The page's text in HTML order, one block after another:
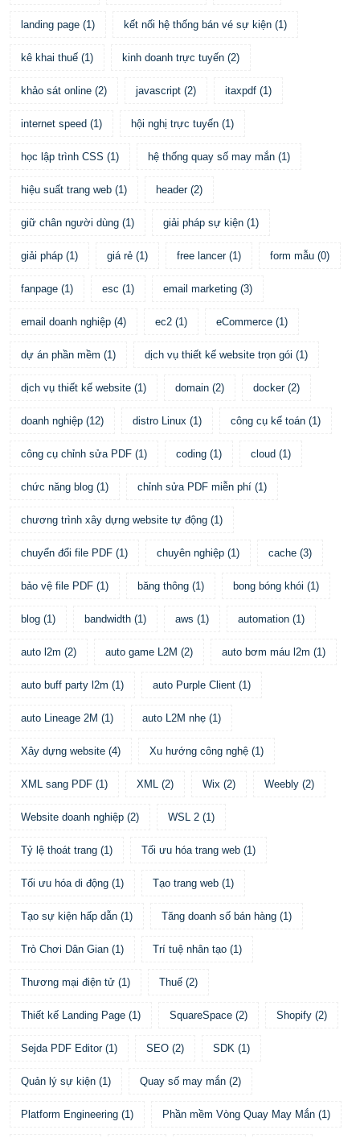
landing page (1) kết nối hệ thống bán vé sự kiện (1)
kê khai thuế (1) kinh doanh trực tuyến (2)
khảo sát online (2) javascript (2) itaxpdf (1)
internet speed (1) hội nghị trực tuyến (1)
học lập trình CSS (1) hệ thống quay số may mắn (1)
hiệu suất trang web (1) header (2)
giữ chân người dùng (1) giải pháp sự kiện (1)
giải pháp (1) giá rẻ (1) free lancer (1) form mẫu (0)
fanpage (1) esc (1) email marketing (3)
email doanh nghiệp (4) ec2 (1) eCommerce (1)
dự án phần mềm (1) dịch vụ thiết kế website trọn gói (1)
dịch vụ thiết kế website (1) domain (2) docker (2)
doanh nghiệp (12) distro Linux (1) công cụ kế toán (1)
công cụ chỉnh sửa PDF (1) coding (1) cloud (1)
chức năng blog (1) chỉnh sửa PDF miễn phí (1)
chương trình xây dựng website tự động (1)
chuyển đổi file PDF (1) chuyên nghiệp (1) cache (3)
bảo vệ file PDF (1) băng thông (1) bong bóng khói (1)
blog (1) bandwidth (1) aws (1) automation (1)
auto l2m (2) auto game L2M (2) auto bơm máu l2m (1)
auto buff party l2m (1) auto Purple Client (1)
auto Lineage 2M (1) auto L2M nhẹ (1)
Xây dựng website (4) Xu hướng công nghệ (1)
XML sang PDF (1) XML (2) Wix (2) Weebly (2)
Website doanh nghiệp (2) WSL 2 (1)
Tỷ lệ thoát trang (1) Tối ưu hóa trang web (1)
Tối ưu hóa di động (1) Tạo trang web (1)
Tạo sự kiện hấp dẫn (1) Tăng doanh số bán hàng (1)
Trò Chơi Dân Gian (1) Trí tuệ nhân tạo (1)
Thương mại điện tử (1) Thuế (2)
Thiết kế Landing Page (1) SquareSpace (2) Shopify (2)
Sejda PDF Editor (1) SEO (2) SDK (1)
Quản lý sự kiện (1) Quay số may mắn (2)
Platform Engineering (1) Phần mềm Vòng Quay May Mắn (1)